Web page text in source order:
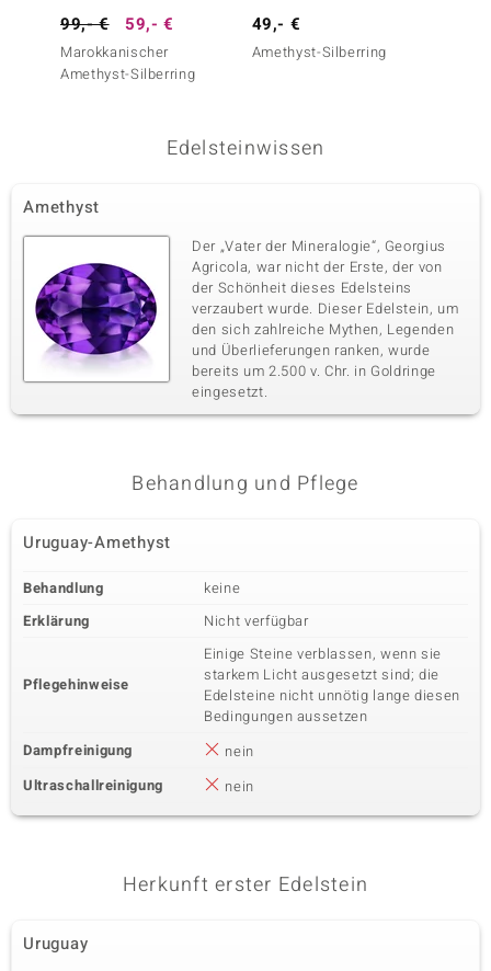
99,- € 59,- €
Marokkanischer
Amethyst-Silberring
49,- €
Amethyst-Silberring
Edelsteinwissen
Amethyst
Der „Vater der Mineralogie“, Georgius
Agricola, war nicht der Erste, der von
der Schönheit dieses Edelsteins
verzaubert wurde. Dieser Edelstein, um
den sich zahlreiche Mythen, Legenden
und Überlieferungen ranken, wurde
bereits um 2.500 v. Chr. in Goldringe
eingesetzt.
Behandlung und Pflege
Uruguay-Amethyst
Behandlung
keine
Erklärung
Nicht verfügbar
Pflegehinweise
Einige Steine verblassen, wenn sie
starkem Licht ausgesetzt sind; die
Edelsteine nicht unnötig lange diesen
Bedingungen aussetzen
Dampfreinigung
nein
Ultraschallreinigung
nein
Herkunft erster Edelstein
Uruguay